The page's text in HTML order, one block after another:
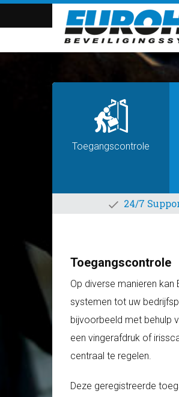
Toegangscontrole
24/7
Toegangscontrole
Op diverse manieren
systemen tot uw
bijvoorbeeld met behulp
een vingerafdruk of
centraal te regelen.
Deze geregistreerde